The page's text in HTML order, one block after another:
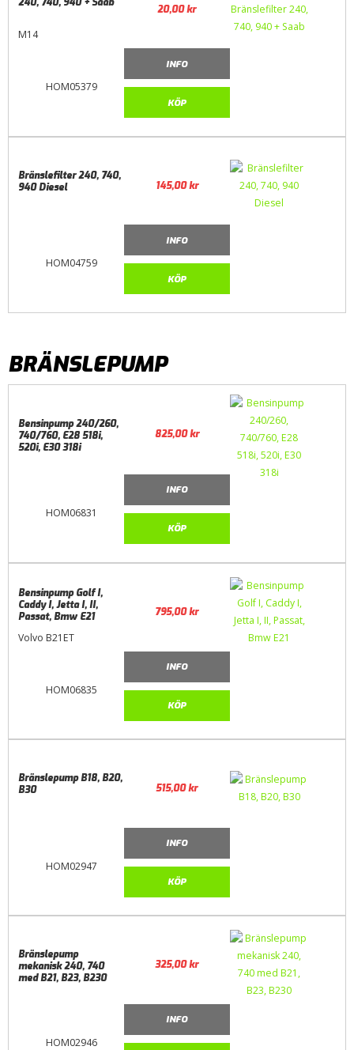
HOM05379
M14
20,00kr
INFO
KÖP
HOM04759
Bränslefilter 240, 740,
940 Diesel
145,00kr
INFO
KÖP
BRÄNSLEPUMP
HOM06831
Bensinpump 240/260,
740/760, E28 518i,
520i, E30 318i
825,00kr
INFO
KÖP
HOM06835
Bensinpump Golf I,
Caddy I, Jetta I, II,
Passat, Bmw E21
Volvo B21ET
795,00kr
INFO
KÖP
HOM02947
Bränslepump B18, B20,
B30
515,00kr
INFO
KÖP
HOM02946
Bränslepump
mekanisk 240, 740
med B21, B23, B230
325,00kr
INFO